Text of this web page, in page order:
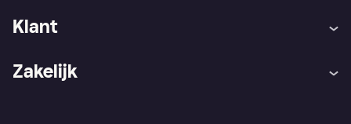
Klant
Zakelijk